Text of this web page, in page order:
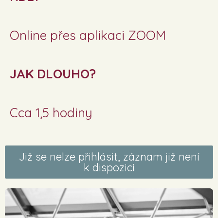
Online přes aplikaci ZOOM
JAK DLOUHO?
Cca 1,5 hodiny
Již se nelze přihlásit, záznam již není
k dispozici